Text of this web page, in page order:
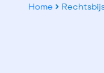
Home